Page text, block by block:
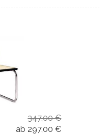
347,00 €
ab 297,00 €